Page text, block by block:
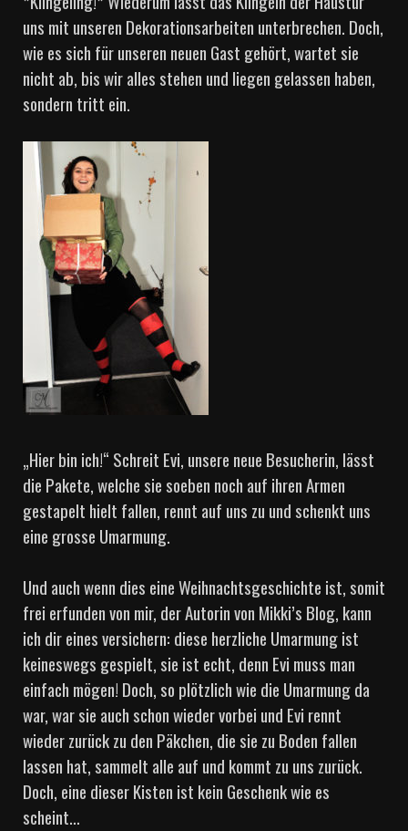
uns mit unseren Dekorationsarbeiten unterbrechen. Doch,
wie es sich für unseren neuen Gast gehört, wartet sie
nicht ab, bis wir alles stehen und liegen gelassen haben,
sondern tritt ein.
„Hier bin ich!“ Schreit Evi, unsere neue Besucherin, lässt
die Pakete, welche sie soeben noch auf ihren Armen
gestapelt hielt fallen, rennt auf uns zu und schenkt uns
eine grosse Umarmung.
Und auch wenn dies eine Weihnachtsgeschichte ist, somit
frei erfunden von mir, der Autorin von Mikki’s Blog, kann
ich dir eines versichern: diese herzliche Umarmung ist
keineswegs gespielt, sie ist echt, denn Evi muss man
einfach mögen! Doch, so plötzlich wie die Umarmung da
war, war sie auch schon wieder vorbei und Evi rennt
wieder zurück zu den Päkchen, die sie zu Boden fallen
lassen hat, sammelt alle auf und kommt zu uns zurück.
Doch, eine dieser Kisten ist kein Geschenk wie es
scheint…